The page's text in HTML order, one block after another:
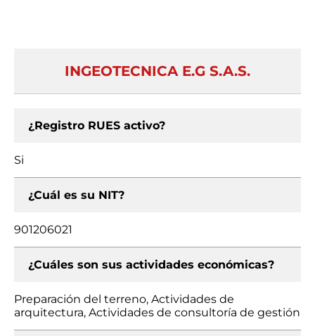
INGEOTECNICA E.G S.A.S.
¿Registro RUES activo?
Si
¿Cuál es su NIT?
901206021
¿Cuáles son sus actividades económicas?
Preparación del terreno, Actividades de
arquitectura, Actividades de consultoría de gestión